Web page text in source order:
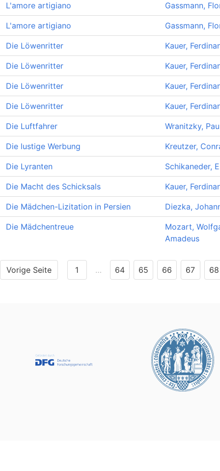
L'amore artigiano Gassmann,
L'amore artigiano Gassmann,
Die Löwenritter Kauer,
Die Löwenritter Kauer,
Die Löwenritter Kauer,
Die Löwenritter Kauer,
Die Luftfahrer Wranitzky,
Die lustige Werbung Kreutzer,
Die Lyranten Schikaneder,
Die Macht des Schicksals Kauer,
Die Mädchen-Lizitation in Persien Diezka,
Die Mädchentreue
Mozart,
Amadeus
Vorige Seite 1 … 64 65 66 67 68